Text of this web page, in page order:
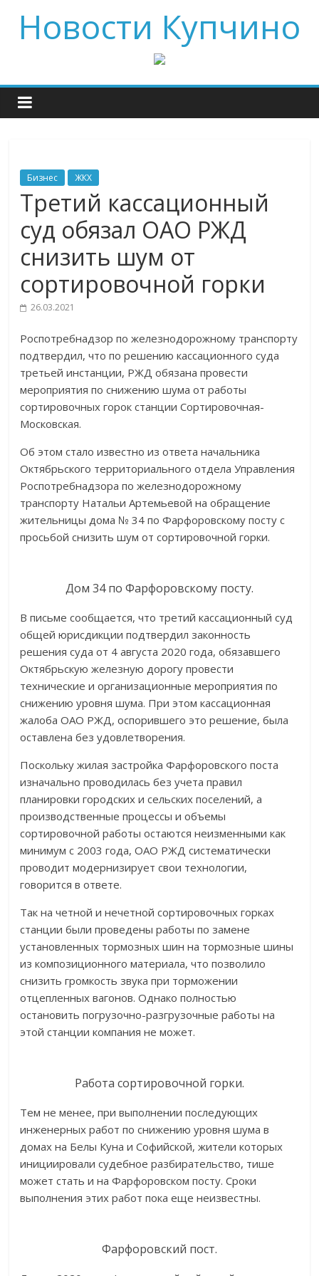
Новости Купчино
Бизнес ЖКХ
Третий кассационный
суд обязал ОАО РЖД
снизить шум от
сортировочной горки
26.03.2021
Роспотребнадзор по железнодорожному транспорту
подтвердил, что по решению кассационного суда
третьей инстанции, РЖД обязана провести
мероприятия по снижению шума от работы
сортировочных горок станции Сортировочная-
Московская.
Об этом стало известно из ответа начальника
Октябрьского территориального отдела Управления
Роспотребнадзора по железнодорожному
транспорту Натальи Артемьевой на обращение
жительницы дома № 34 по Фарфоровскому посту с
просьбой снизить шум от сортировочной горки.
Дом 34 по Фарфоровскому посту.
В письме сообщается, что третий кассационный суд
общей юрисдикции подтвердил законность
решения суда от 4 августа 2020 года, обязавшего
Октябрьскую железную дорогу провести
технические и организационные мероприятия по
снижению уровня шума. При этом кассационная
жалоба ОАО РЖД, оспорившего это решение, была
оставлена без удовлетворения.
Поскольку жилая застройка Фарфоровского поста
изначально проводилась без учета правил
планировки городских и сельских поселений, а
производственные процессы и объемы
сортировочной работы остаются неизменными как
минимум с 2003 года, ОАО РЖД систематически
проводит модернизирует свои технологии,
говорится в ответе.
Так на четной и нечетной сортировочных горках
станции были проведены работы по замене
установленных тормозных шин на тормозные шины
из композиционного материала, что позволило
снизить громкость звука при торможении
отцепленных вагонов. Однако полностью
остановить погрузочно-разгрузочные работы на
этой станции компания не может.
Работа сортировочной горки.
Тем не менее, при выполнении последующих
инженерных работ по снижению уровня шума в
домах на Белы Куна и Софийской, жители которых
инициировали судебное разбирательство, тише
может стать и на Фарфоровском посту. Сроки
выполнения этих работ пока еще неизвестны.
Фарфоровский пост.